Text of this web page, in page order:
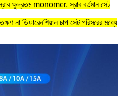
ক্ষুদ্রতম monomer, স্রাব বর্তমান সেট
না ডিফারেনশিয়াল চাপ সেট পরিসরের মধ্যে